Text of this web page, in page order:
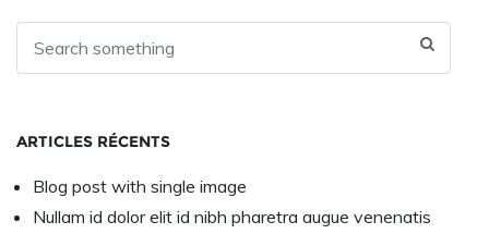
ARTICLES RÉCENTS
Blog post with single image
Nullam id dolor elit id nibh pharetra augue venenatis